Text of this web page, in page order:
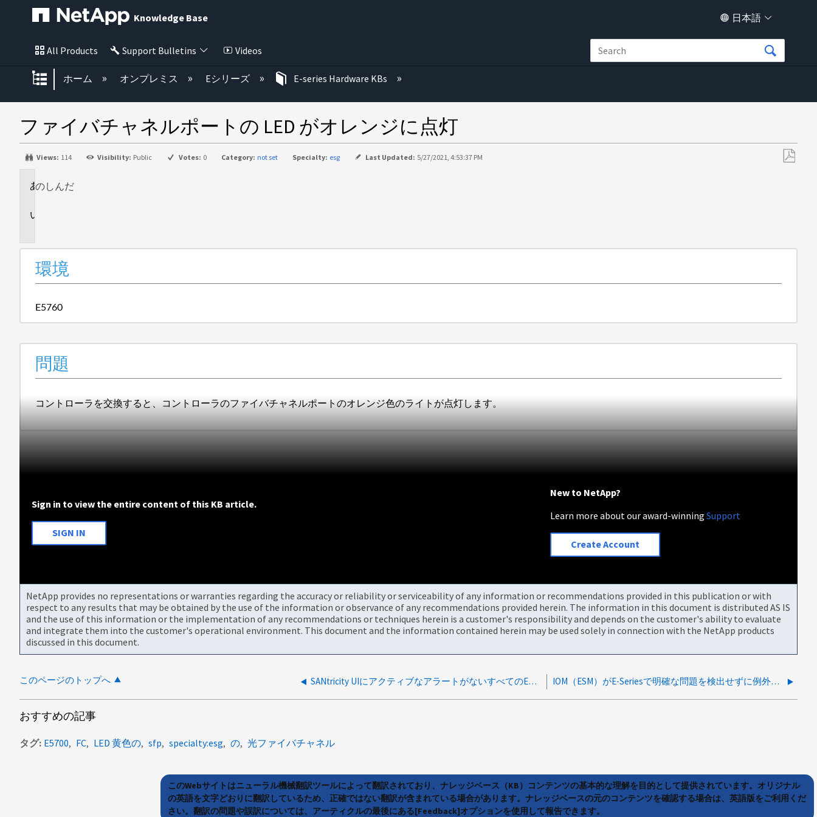
Knowledge Base 日本語
All Products Support Bulletins Videos
グローバル階層を展開/折りたたむ
ホーム オンプレミス Eシリーズ E-series Hardware KBs
ファイバチャネルポートの LED がオレンジに点灯
Views: 114 Visibility: Public Votes: 0 Category: not set Specialty: esg Last Updated: 5/27/2021, 4:53:37 PM
環
のし んだ
環境
E5760
問題
コントローラを交換すると、コントローラのファイバチャネルポートのオレンジ色のライトが点灯します。
Sign in to view the entire content of this KB article.
SIGN IN
New to NetApp?
Learn more about our award-winningSupport
Create Account
NetApp provides no representations or warranties regarding the accuracy or reliability or serviceability of any information or recommendations provided in this publication or with
respect to any results that may be obtained by the use of the information or observance of any recommendations provided herein. The information in this document is distributed AS IS
and the use of this information or the implementation of any recommendations or techniques herein is a customer's responsibility and depends on the customer's ability to evaluate
and integrate them into the customer's operational environment. This document and the information contained herein may be used solely in connection with the NetApp products
discussed in this document.
このページのトップへ SANtricity UIにアクティブなアラートがないすべてのEシリーズドロワーでアンバー色のLEDが点灯 IOM（ESM）がE-Seriesで明確な問題を検出せずに例外イベントを定期的に報告しました
おすすめの記事
タグ E5700 FC LED 黄色の sfp specialty:esg の 光ファイバチャネル
このWebサイトはニューラル機械翻訳ツールによって翻訳されており、ナレッジベース（KB）コンテンツの基本的な理解を目的として提供されています。オリジナル
の英語を文字どおりに翻訳しているため、正確ではない翻訳が含まれている場合があります。ナレッジベースの元のコンテンツを確認する場合は、英語版をご利用くだ
さい。翻訳の問題や誤訳については、アーティクルの最後にある[Feedback]オプションを使用して報告できます。